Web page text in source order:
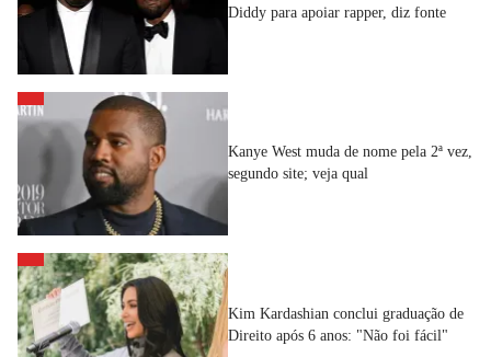
Diddy para apoiar rapper, diz fonte
Kanye West muda de nome pela 2ª vez,
segundo site; veja qual
Kim Kardashian conclui graduação de
Direito após 6 anos: "Não foi fácil"